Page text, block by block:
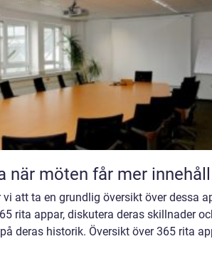
Konferens dalarna när möten får mer innehåll
att ta en grundlig översikt över dessa
rita appar, diskutera deras skillnader
deras historik. Översikt över 365 rita